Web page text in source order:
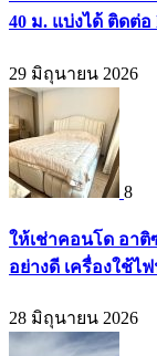
40 ม. แบ่งได้ ติดต่อ
29 มิถุนายน 2026
8
ให้เช่าคอนโด อาติ
อย่างดี เครื่องใช้ไ
28 มิถุนายน 2026